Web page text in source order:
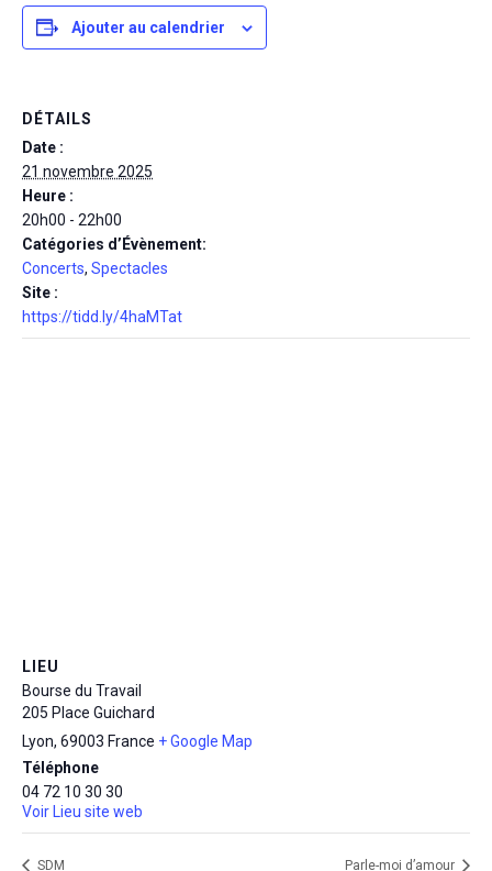
Ajouter au calendrier
DÉTAILS
Date :
21 novembre 2025
Heure :
20h00 - 22h00
Catégories d’Évènement:
Concerts, Spectacles
Site :
https://tidd.ly/4haMTat
LIEU
Bourse du Travail
205 Place Guichard
Lyon, 69003 France + Google Map
Téléphone
04 72 10 30 30
Voir Lieu site web
SDM Parle-moi d’amour